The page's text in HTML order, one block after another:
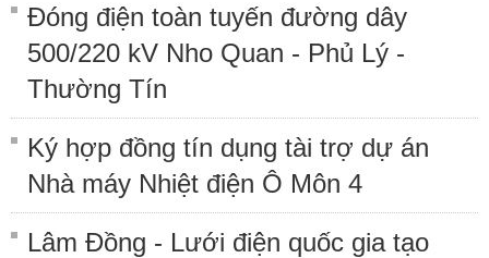
Đóng điện toàn tuyến đường dây
500/220 kV Nho Quan - Phủ Lý -
Thường Tín
Ký hợp đồng tín dụng tài trợ dự án
Nhà máy Nhiệt điện Ô Môn 4
Lâm Đồng - Lưới điện quốc gia tạo